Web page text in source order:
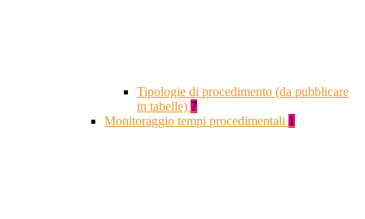
Tipologie di procedimento (da pubblicare
in tabelle) 7
Monitoraggio tempi procedimentali 1